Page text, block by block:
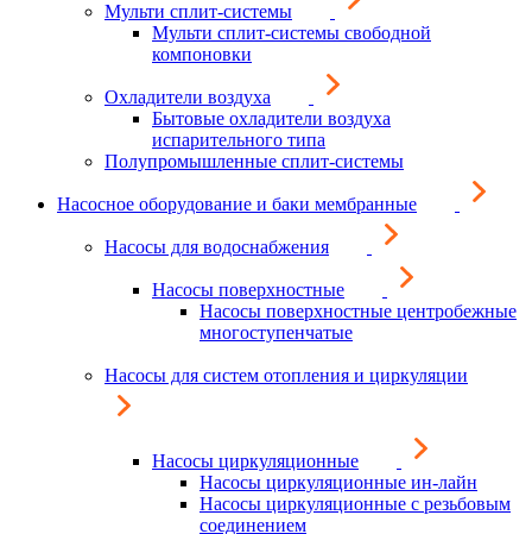
Мульти сплит-системы
Мульти сплит-системы свободной
компоновки
Охладители воздуха
Бытовые охладители воздуха
испарительного типа
Полупромышленные сплит-системы
Насосное оборудование и баки мембранные
Насосы для водоснабжения
Насосы поверхностные
Насосы поверхностные центробежные
многоступенчатые
Насосы для систем отопления и циркуляции
Насосы циркуляционные
Насосы циркуляционные ин-лайн
Насосы циркуляционные с резьбовым
соединением